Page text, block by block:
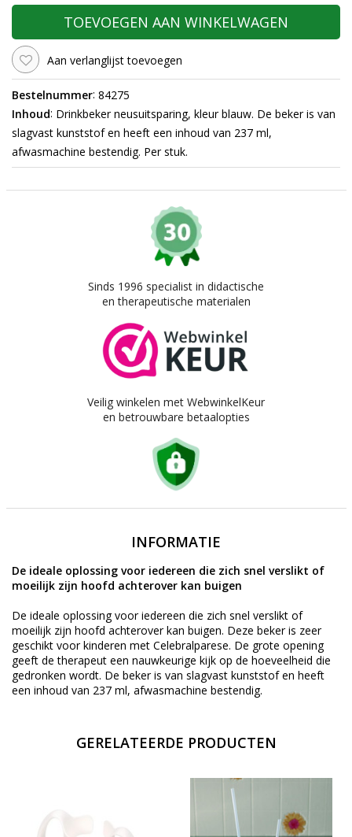
TOEVOEGEN AAN WINKELWAGEN
Aan verlanglijst toevoegen
Bestelnummer: 84275
Inhoud: Drinkbeker neusuitsparing, kleur blauw. De beker is van
slagvast kunststof en heeft een inhoud van 237 ml,
afwasmachine bestendig. Per stuk.
Sinds 1996 specialist in didactische
en therapeutische materialen
Veilig winkelen met WebwinkelKeur
en betrouwbare betaalopties
INFORMATIE
De ideale oplossing voor iedereen die zich snel verslikt of
moeilijk zijn hoofd achterover kan buigen
De ideale oplossing voor iedereen die zich snel verslikt of
moeilijk zijn hoofd achterover kan buigen. Deze beker is zeer
geschikt voor kinderen met Celebralparese. De grote opening
geeft de therapeut een nauwkeurige kijk op de hoeveelheid die
gedronken wordt. De beker is van slagvast kunststof en heeft
een inhoud van 237 ml, afwasmachine bestendig.
GERELATEERDE PRODUCTEN